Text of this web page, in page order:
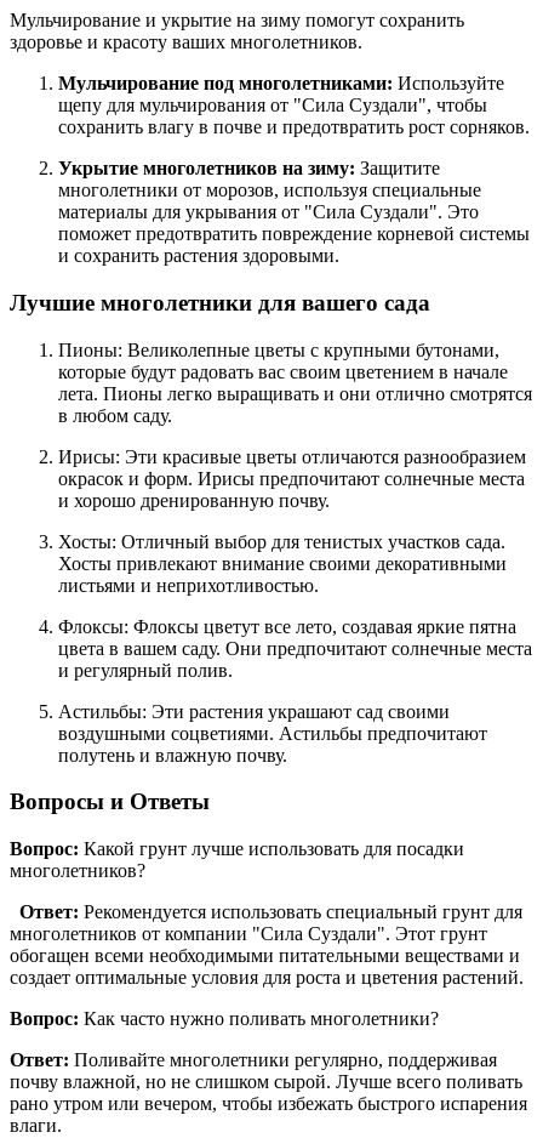
Мульчирование и укрытие на зиму помогут сохранить
здоровье и красоту ваших многолетников.
Мульчирование под многолетниками: Используйте
щепу для мульчирования от "Сила Суздали", чтобы
сохранить влагу в почве и предотвратить рост сорняков.
Укрытие многолетников на зиму: Защитите
многолетники от морозов, используя специальные
материалы для укрывания от "Сила Суздали". Это
поможет предотвратить повреждение корневой системы
и сохранить растения здоровыми.
Лучшие многолетники для вашего сада
Пионы: Великолепные цветы с крупными бутонами,
которые будут радовать вас своим цветением в начале
лета. Пионы легко выращивать и они отлично смотрятся
в любом саду.
Ирисы: Эти красивые цветы отличаются разнообразием
окрасок и форм. Ирисы предпочитают солнечные места
и хорошо дренированную почву.
Хосты: Отличный выбор для тенистых участков сада.
Хосты привлекают внимание своими декоративными
листьями и неприхотливостью.
Флоксы: Флоксы цветут все лето, создавая яркие пятна
цвета в вашем саду. Они предпочитают солнечные места
и регулярный полив.
Астильбы: Эти растения украшают сад своими
воздушными соцветиями. Астильбы предпочитают
полутень и влажную почву.
Вопросы и Ответы
Вопрос: Какой грунт лучше использовать для посадки
многолетников?
Ответ: Рекомендуется использовать специальный грунт для
многолетников от компании "Сила Суздали". Этот грунт
обогащен всеми необходимыми питательными веществами и
создает оптимальные условия для роста и цветения растений.
Вопрос: Как часто нужно поливать многолетники?
Ответ: Поливайте многолетники регулярно, поддерживая
почву влажной, но не слишком сырой. Лучше всего поливать
рано утром или вечером, чтобы избежать быстрого испарения
влаги.